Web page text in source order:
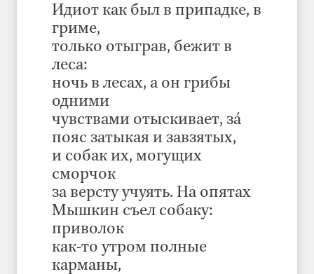
Идиот как был в припадке, в
гриме,
только отыграв, бежит в
леса:
ночь в лесах, а он грибы
одними
чувствами отыскивает, зá
пояс затыкая и завзятых,
и собак их, могущих
сморчок
за версту учуять. На опятах
Мышкин съел собаку:
приволок
как-то утром полные
карманы,